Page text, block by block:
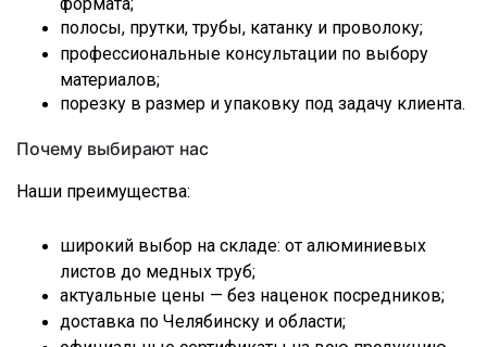
полосы, прутки, трубы, катанку и проволоку;
профессиональные консультации по выбору
материалов;
порезку в размер и упаковку под задачу клиента.
Почему выбирают нас
Наши преимущества:
широкий выбор на складе: от алюминиевых
листов до медных труб;
актуальные цены — без наценок посредников;
доставка по Челябинску и области;